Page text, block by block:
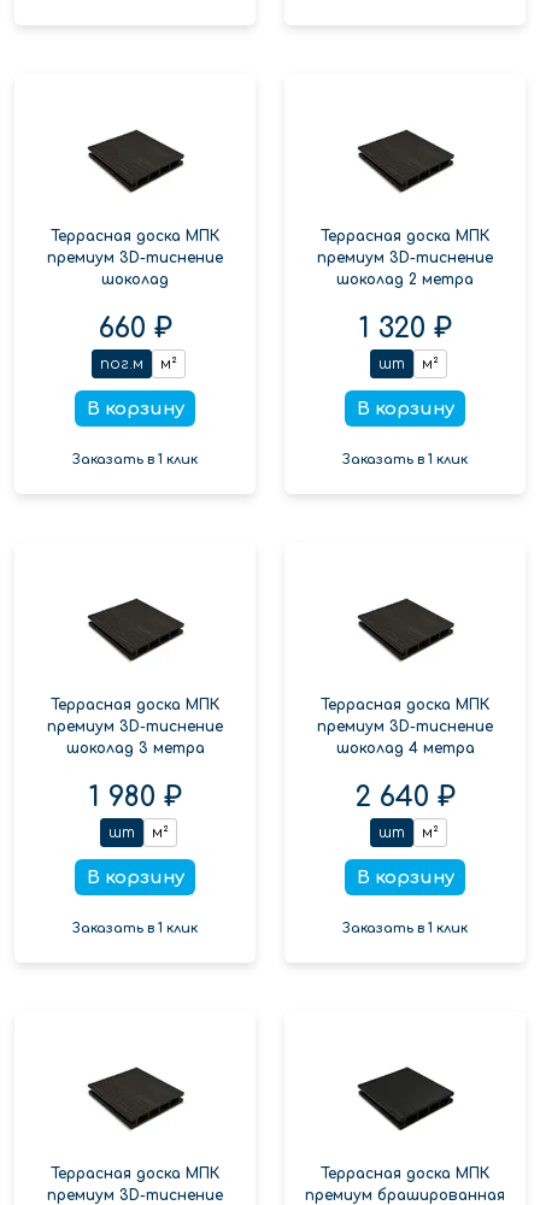
Террасная доска МПК
премиум 3D-тиснение
шоколад
660 ₽
пог.м м²
В корзину
Заказать в 1 клик
Террасная доска МПК
премиум 3D-тиснение
шоколад 2 метра
1 320 ₽
шт м²
В корзину
Заказать в 1 клик
Террасная доска МПК
премиум 3D-тиснение
шоколад 3 метра
1 980 ₽
шт м²
В корзину
Заказать в 1 клик
Террасная доска МПК
премиум 3D-тиснение
шоколад 4 метра
2 640 ₽
шт м²
В корзину
Заказать в 1 клик
Террасная доска МПК
премиум 3D-тиснение
Террасная доска МПК
премиум брашированная